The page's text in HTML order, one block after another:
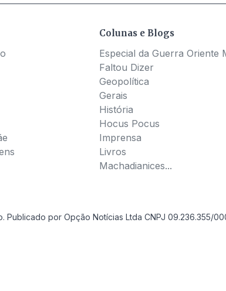
Colunas e Blogs
Especial da Guerra Oriente
Faltou Dizer
Geopolítica
Gerais
História
Hocus Pocus
Imprensa
Livros
Machadianices...
Publicado por Opção Notícias Ltda CNPJ 09.236.355/